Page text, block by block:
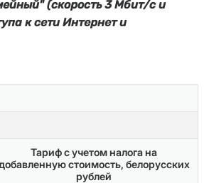
(скорость 3 Мбит/с и
к сети Интернет и
Тариф с учетом налога на
стоимость, белорусских
рублей